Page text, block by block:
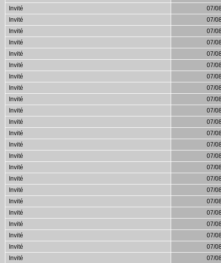
Invité
07/
Invité
07/
Invité
07/
Invité
07/
Invité
07/
Invité
07/
Invité
07/
Invité
07/
Invité
07/
Invité
07/
Invité
07/
Invité
07/
Invité
07/
Invité
07/
Invité
07/
Invité
07/
Invité
07/
Invité
07/
Invité
07/
Invité
07/
Invité
07/
Invité
07/
Invité
07/